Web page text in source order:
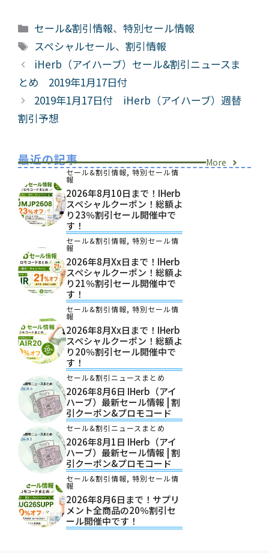
カ
テ
ゴ
リ
ー
セール&割引情報、特別セール情報
タ
グ
スペシャルセール、割引情報
iHerb（アイハーブ）セール&割引ニュースま
とめ 2019年1月17日付
2019年1月17日付 iHerb（アイハーブ）週替
割引予想
最近の記事 More
セール&割引情報, 特別セール情
報
2026年8月10日まで！iHerb
スペシャルクーポン！総額よ
り23％割引セール開催中で
す！
セール&割引情報, 特別セール情
報
2026年8月xx日まで！iHerb
スペシャルクーポン！総額よ
り21％割引セール開催中で
す！
セール&割引情報, 特別セール情
報
2026年8月xx日まで！iHerb
スペシャルクーポン！総額よ
り20％割引セール開催中で
す！
セール&割引ニュースまとめ
2026年8月6日 IHerb（アイ
ハーブ）最新セール情報 | 割
引クーポン&プロモコード
セール&割引ニュースまとめ
2026年8月1日 IHerb（アイ
ハーブ）最新セール情報 | 割
引クーポン&プロモコード
セール&割引情報, 特別セール情
報
2026年8月6日まで！サプリ
メント全商品の20％割引セ
ール開催中です！